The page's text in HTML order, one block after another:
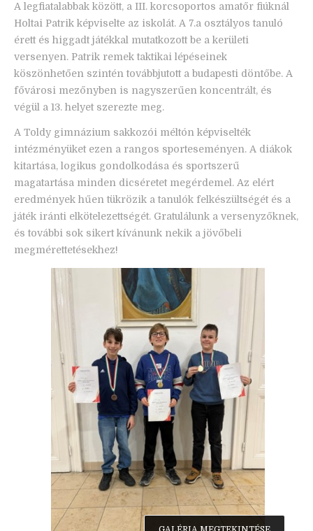
A legfiatalabbak között, a III. korcsoportos amatőr fiúknál
Holtai Patrik képviselte az iskolát. A 7.a osztályos tanuló
érett és higgadt játékkal mutatkozott be a kerületi
versenyen. Patrik remek taktikai lépéseinek
köszönhetően szintén továbbjutott a budapesti döntőbe. A
fővárosi mezőnyben is nagyszerűen koncentrált, és
végül a 13. helyet szerezte meg.
A Toldy gimnázium sakkozói méltón képviselték
intézményüket ezen a rangos sporteseményen. A diákok
kitartása, logikus gondolkodása és sportszerű
magatartása minden dicséretet megérdemel. Az elért
eredmények hűen tükrözik a tanulók felkészültségét és a
játék iránti elkötelezettségét. Gratulálunk a versenyzőknek,
és további sok sikert kívánunk nekik a jövőbeli
megmérettetésekhez!